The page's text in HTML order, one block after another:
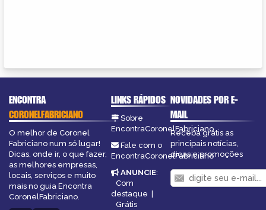
ENCONTRA
CORONELFABRICIANO
O melhor de Coronel
Fabriciano num só lugar!
Dicas, onde ir, o que fazer,
as melhores empresas,
locais, serviços e muito
mais no guia Encontra
CoronelFabriciano.
LINKS RÁPIDOS
Sobre
EncontraCoronelFabriciano
Fale com o
EncontraCoronelFabriciano
ANUNCIE:
Com
destaque
Grátis
NOVIDADES POR E-
MAIL
Receba grátis as
principais notícias,
dicas e promoções